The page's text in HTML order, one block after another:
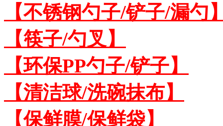
【不锈钢勺子/铲子/漏勺
【筷子/勺叉】
【环保PP勺子/铲子】
【清洁球/洗碗抹布】
【保鲜膜/保鲜袋】